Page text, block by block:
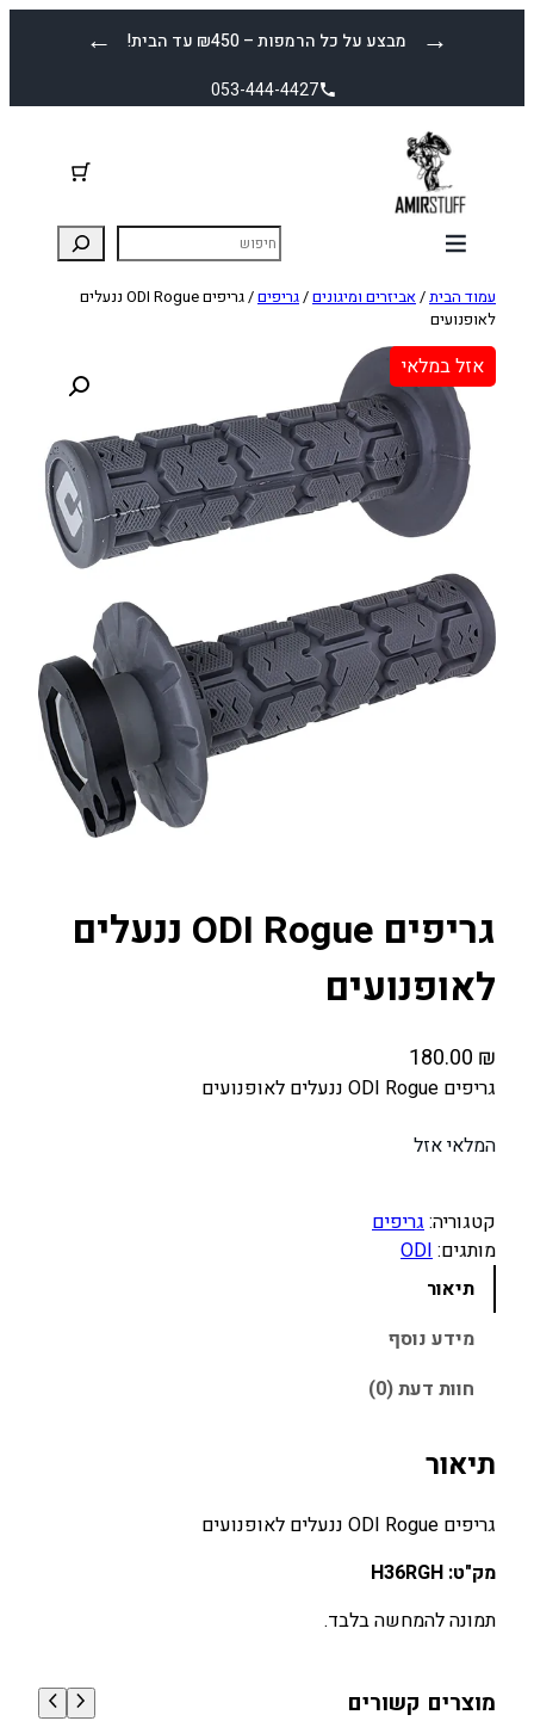
← מבצע על כל הרמפות – ₪450 עד הבית! →
053-444-4427
עמוד הבית/אביזרים ומיגונים/גריפים
/ גריפים ODI Rogue ננעלים
לאופנועים
אזל במלאי
גריפים ODI Rogue ננעלים
לאופנועים
180.00 ₪
גריפים ODI Rogue ננעלים לאופנועים
המלאי אזל
קטגוריה:גריפים
מותגים:ODI
תיאור
מידע נוסף
חוות דעת (0)
תיאור
גריפים ODI Rogue ננעלים לאופנועים
מק"ט: H36RGH
תמונה להמחשה בלבד.
מוצרים קשורים